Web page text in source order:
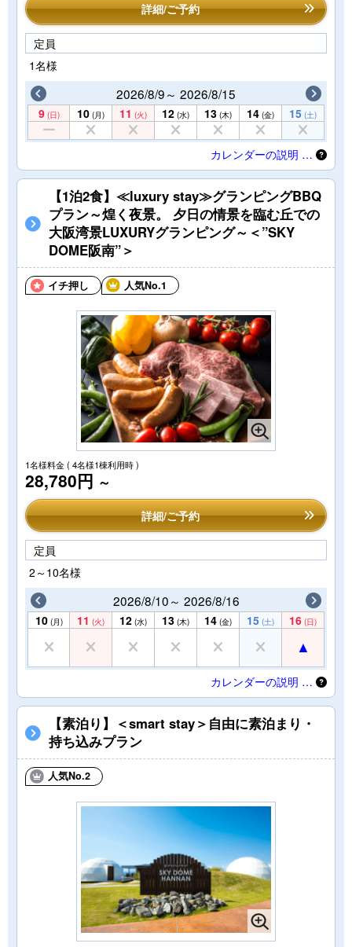
詳細/ご予約
定員
1名様
2026/8/9～ 2026/8/15
9 (日) 10 (月) 11 (火) 12 (水) 13 (木) 14 (金) 15 (土)
カレンダーの説明 …
【1泊2食】≪luxury stay≫グランピングBBQ
プラン～煌く夜景。 夕日の情景を臨む丘での
大阪湾景LUXURYグランピング～＜”SKY
DOME阪南”＞
イチ押し 人気No.1
1名様料金( 4名様1棟利用時 )
28,780円 ～
詳細/ご予約
定員
2～10名様
2026/8/10～ 2026/8/16
10 (月) 11 (火) 12 (水) 13 (木) 14 (金) 15 (土) 16 (日)
カレンダーの説明 …
【素泊り】＜smart stay＞自由に素泊まり・
持ち込みプラン
人気No.2